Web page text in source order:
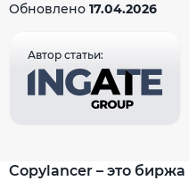
Обновлено 17.04.2026
Автор статьи:
Copylancer – это